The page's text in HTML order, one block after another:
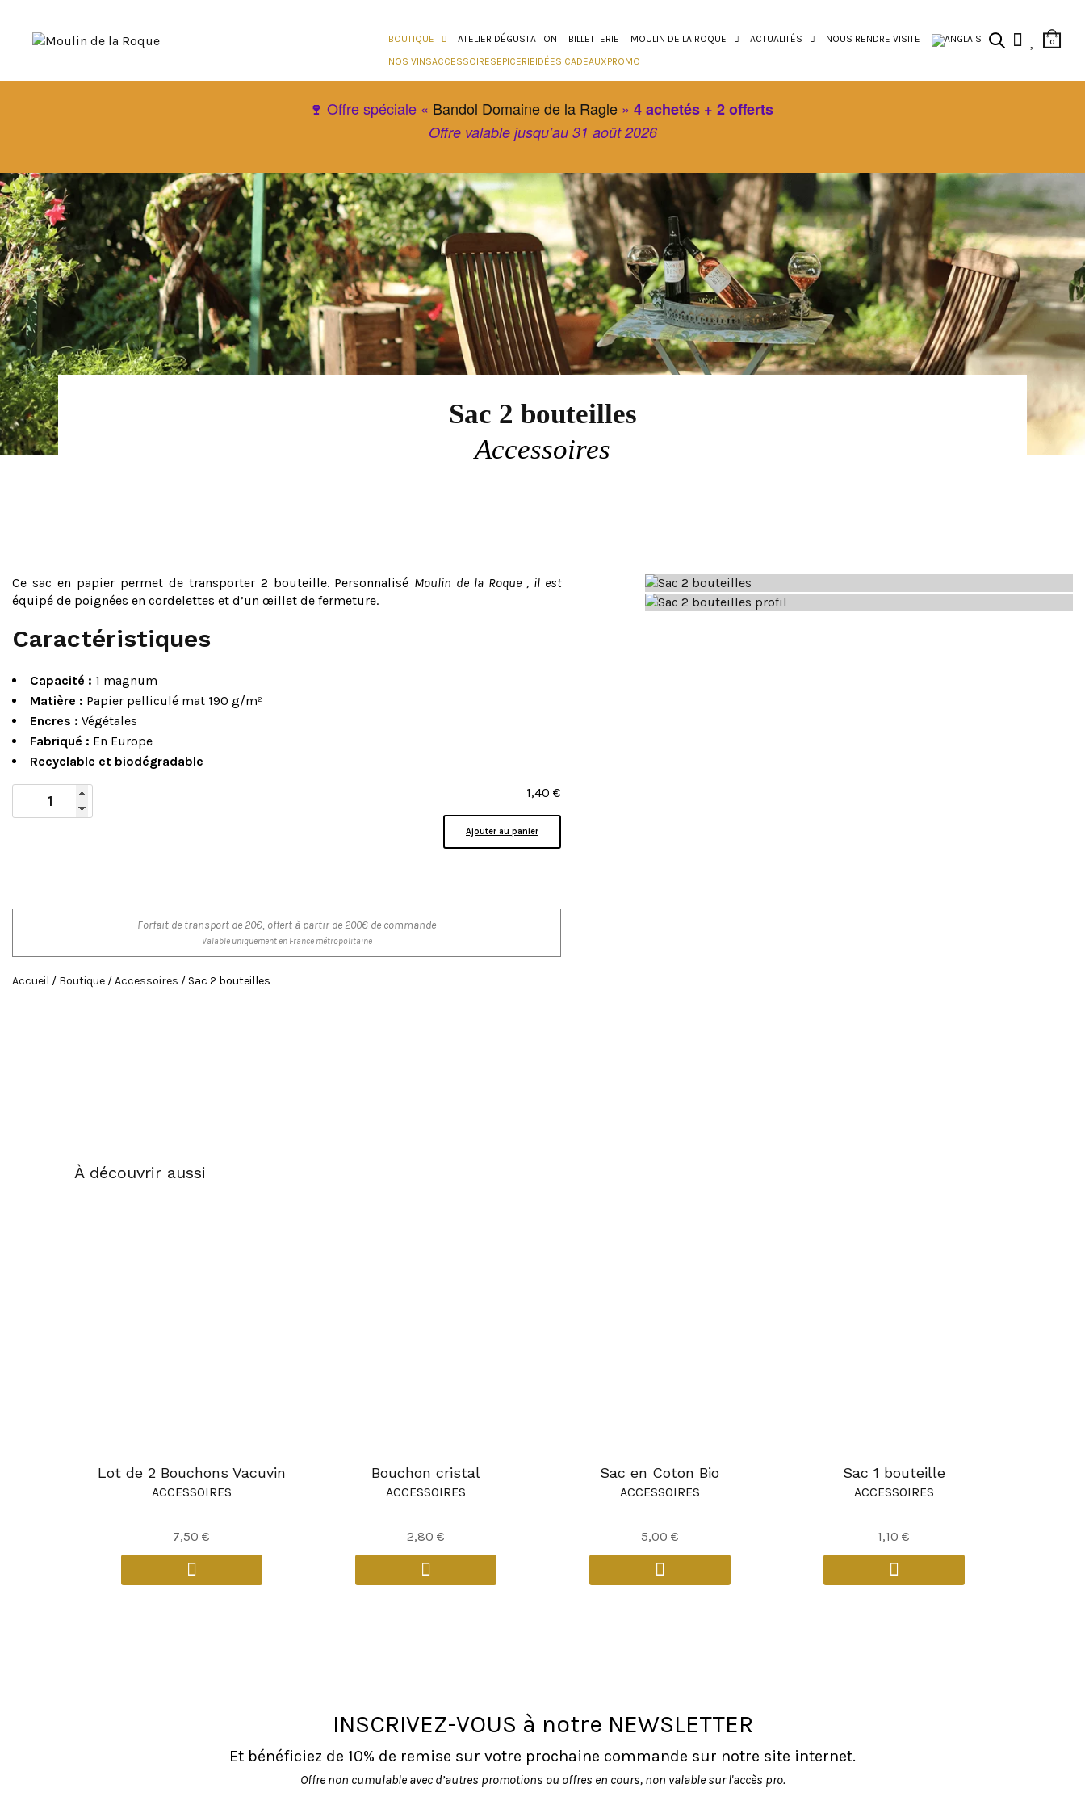
BOUTIQUE
NOS VINSACCESSOIRESEPICERIEIDÉES CADEAUXPROMO
ATELIER DÉGUSTATION BILLETTERIE MOULIN DE LA ROQUE ACTUALITÉS NOUS RENDRE VISITE 0
🍷 Offre spéciale « Bandol Domaine de la Ragle» 4 achetés + 2 offerts
Offre valable jusqu’au 31 août 2026
Sac 2 bouteilles
Accessoires
Ce sac en papier permet de transporter 2 bouteille. Personnalisé Moulin de la Roque , il est
équipé de poignées en cordelettes et d’un œillet de fermeture.
Caractéristiques
Capacité : 1 magnum
Matière : Papier pelliculé mat 190 g/m²
Encres : Végétales
Fabriqué : En Europe
Recyclable et biodégradable
1,40 €
Ajouter au panier
Forfait de transport de 20€, offert à partir de 200€ de commande
Valable uniquement en France métropolitaine
Accueil / Boutique /Accessoires / Sac 2 bouteilles
À découvrir aussi
Lot de 2 Bouchons Vacuvin
ACCESSOIRES
7,50 €
Bouchon cristal
ACCESSOIRES
2,80 €
Sac en Coton Bio
ACCESSOIRES
5,00 €
Sac 1 bouteille
ACCESSOIRES
1,10 €
INSCRIVEZ-VOUS à notre NEWSLETTER
Et bénéficiez de 10% de remise sur votre prochaine commande sur notre site internet.
Offre non cumulable avec d’autres promotions ou offres en cours, non valable sur l'accès pro.